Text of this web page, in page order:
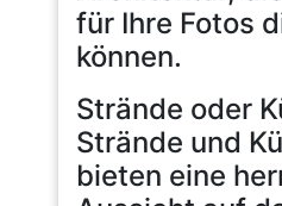
für Ihre Fotos
können.
Strände oder
Strände und
bieten eine